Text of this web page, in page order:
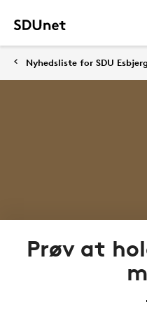
Nyhedsliste for SDU Esbjerg
Prøv at